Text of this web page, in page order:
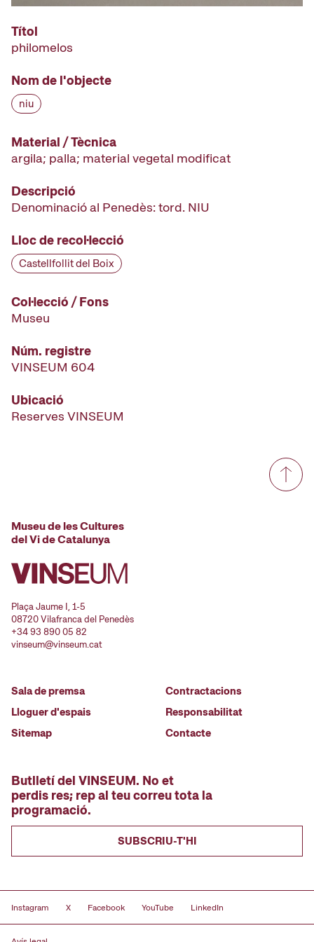
Títol
philomelos
Nom de l'objecte
niu
Material / Tècnica
argila; palla; material vegetal modificat
Descripció
Denominació al Penedès: tord. NIU
Lloc de recol·lecció
Castellfollit del Boix
Col·lecció / Fons
Museu
Núm. registre
VINSEUM 604
Ubicació
Reserves VINSEUM
Museu de les Cultures
del Vi de Catalunya
Plaça Jaume I, 1-5
08720 Vilafranca del Penedès
+34 93 890 05 82
vinseum@vinseum.cat
Sala de premsa
Lloguer d'espais
Sitemap
Contractacions
Responsabilitat
Contacte
Butlletí del VINSEUM. No et
perdis res; rep al teu correu tota la
programació.
SUBSCRIU-T'HI
Instagram X Facebook YouTube LinkedIn